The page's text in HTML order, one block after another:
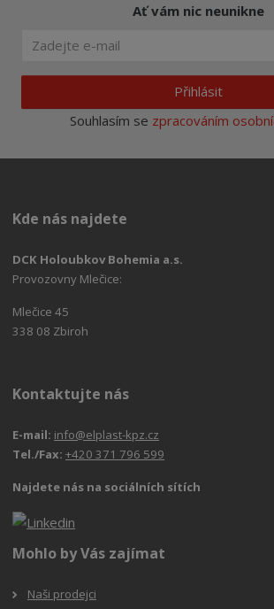
Ať vám nic neunikne
Přihlásit
Souhlasím se zpracováním
Kde nás najdete
DCK Holoubkov Bohemia a.s.
Provozovny Mlečice:
Mlečice 45
338 08 Zbiroh
Kontaktujte nás
E-mail: info@elplast-kpz.cz
Tel./Fax:+420 371 796 599
Najdete nás na sociálních sítích
Mohlo by Vás zajímat
Naši prodejci